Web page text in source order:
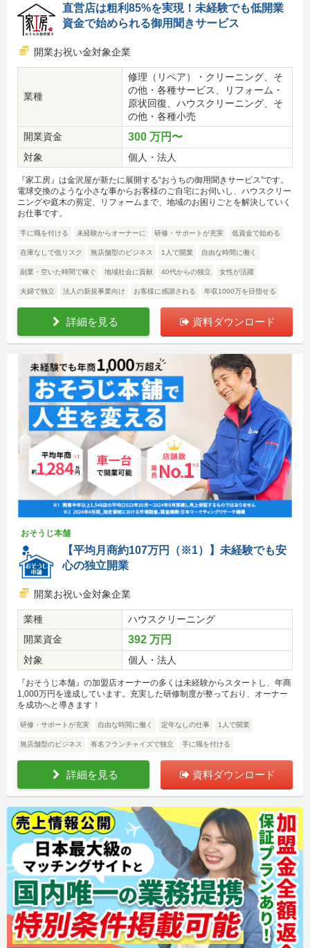
直営店は粗利85%を実現！未経験でも低開業
資金で始められる御用聞きサービス
開業お祝い金対象企業
業種
修理（リペア）・クリーニング、そ
の他・各種サービス、リフォーム・
原状回復、ハウスクリーニング、そ
の他・各種小売
開業資金
300 万円〜
対象 個人・法人
『家工房』は金沢屋が新たに展開する“おうちの御用聞きサービス”です。
電球交換のような小さな事からお客様のご自宅にお伺いし、ハウスクリー
ニングや庭木の剪定、リフォームまで、地域のお困りごとを解決していく
お仕事です。
手に職を付ける 未経験からオーナーに 研修・サポートが充実 低資金で始める
在庫なしで低リスク 無店舗型のビジネス 1人で開業 自由な時間に働く
副業・空いた時間で稼ぐ 地域社会に貢献 40代からの独立 女性が活躍
夫婦で独立 法人の新規事業向け お客様に感謝される 年収1000万を目指せる
詳細を見る 資料ダウンロード
おそうじ本舗
【平均月商約107万円（※1）】未経験でも安
心の独立開業
開業お祝い金対象企業
業種
ハウスクリーニング
開業資金
392 万円
対象 個人・法人
『おそうじ本舗』の加盟店オーナーの多くは未経験からスタートし、年商
1,000万円を達成しています。充実した研修制度が整っており、オーナー
を成功へと導きます！
研修・サポートが充実 自由な時間に働く 定年なしの仕事 1人で開業
無店舗型のビジネス 有名フランチャイズで独立 手に職を付ける
詳細を見る 資料ダウンロード